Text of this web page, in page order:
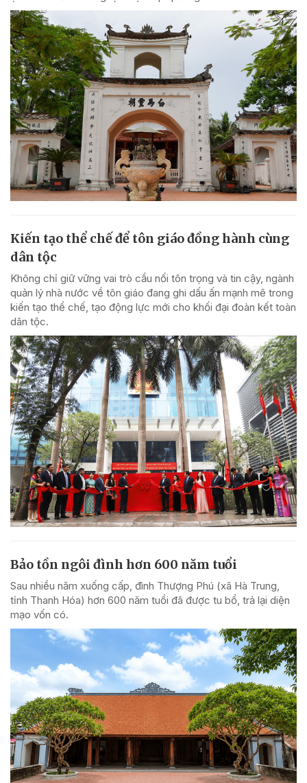
Kiến tạo thể chế để tôn giáo đồng hành cùng
dân tộc
Không chỉ giữ vững vai trò cầu nối tôn trọng và tin cậy, ngành
quản lý nhà nước về tôn giáo đang ghi dấu ấn mạnh mẽ trong
kiến tạo thể chế, tạo động lực mới cho khối đại đoàn kết toàn
dân tộc.
Bảo tồn ngôi đình hơn 600 năm tuổi
Sau nhiều năm xuống cấp, đình Thượng Phú (xã Hà Trung,
tỉnh Thanh Hóa) hơn 600 năm tuổi đã được tu bổ, trả lại diện
mạo vốn có.